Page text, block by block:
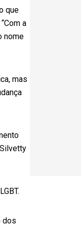
que
a
nome
mas
dos